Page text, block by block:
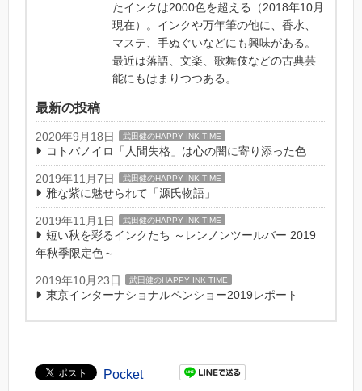
たインクは2000色を超える（2018年10月
現在）。インクや万年筆の他に、香水、
マステ、手ぬぐいなどにも興味がある。
最近は落語、文楽、歌舞伎などの古典芸
能にもはまりつつある。
最新の投稿
2020年9月18日 武田健のHAPPY INK TIME
コトバノイロ「人間失格」は心の闇に寄り添った色
2019年11月7日 武田健のHAPPY INK TIME
雅な紫に魅せられて「源氏物語」
2019年11月1日 武田健のHAPPY INK TIME
短い秋を彩るインクたち ～レンノンツールバー 2019
年秋季限定色～
2019年10月23日 武田健のHAPPY INK TIME
東京インターナショナルペンショー2019レポート
Pocket